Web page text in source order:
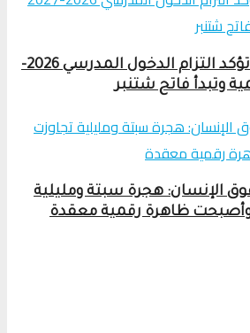
وزارة التربية الوطنية تؤكد التزام الدخول المدرسي 2026-
الإنسان: هجرة سبتة ومليلية
ظاهرة رقمية معقدة